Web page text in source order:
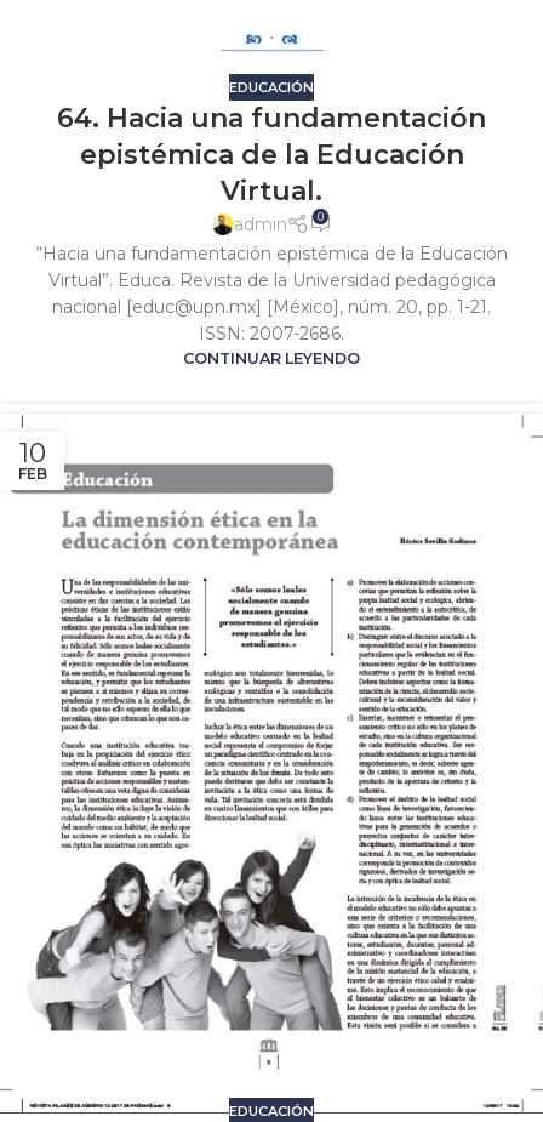
EDUCACIÓN
64. Hacia una fundamentación
epistémica de la Educación
Virtual.
admin 0
“Hacia una fundamentación epistémica de la Educación
Virtual”. Educa. Revista de la Universidad pedagógica
nacional [educ@upn.mx] [México], núm. 20, pp. 1-21.
ISSN: 2007-2686.
CONTINUAR LEYENDO
10
FEB
EDUCACIÓN